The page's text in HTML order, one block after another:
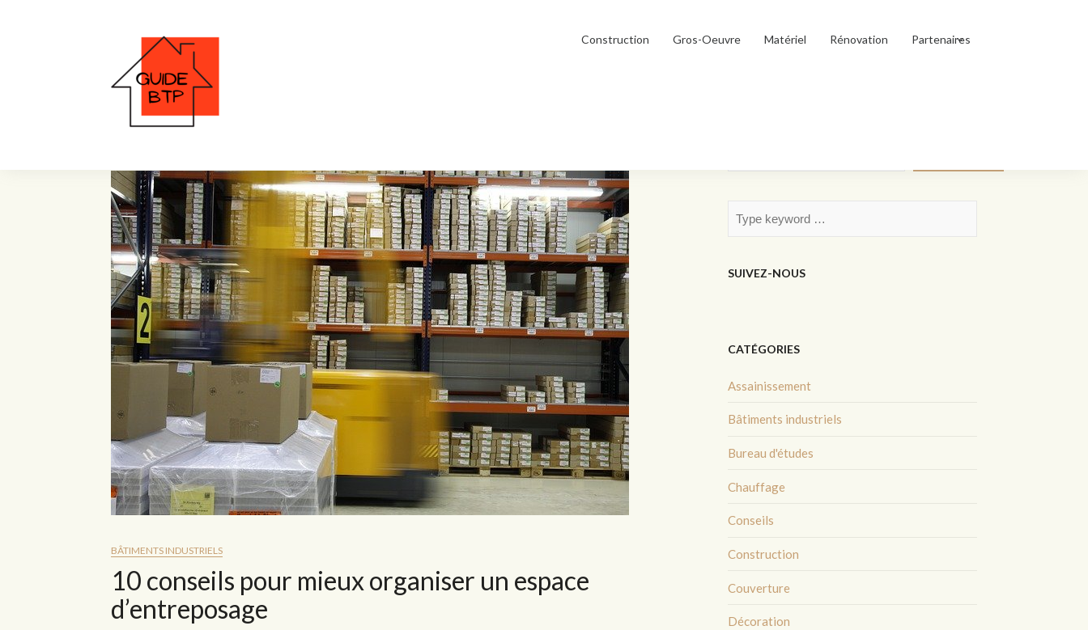
Construction Gros-Oeuvre Matériel Rénovation Partenaires
organiser un espace d’entreposage
BÂTIMENTS INDUSTRIELS
10 conseils pour mieux organiser un espace
d’entreposage
SUIVEZ-NOUS
CATÉGORIES
Assainissement
Bâtiments industriels
Bureau d'études
Chauffage
Conseils
Construction
Couverture
Décoration